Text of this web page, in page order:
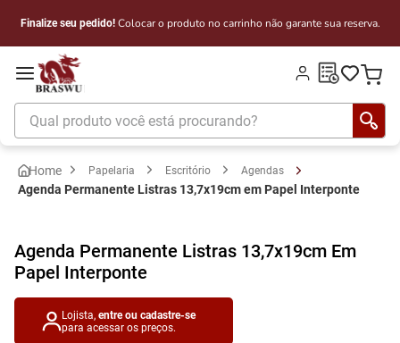
Finalize seu pedido!Colocar o produto no carrinho não garante sua reserva.
Qual produto você está procurando?
Papelaria Escritório Agendas
Agenda Permanente Listras 13,7x19cm em Papel Interponte
Agenda Permanente Listras 13,7x19cm Em
Papel Interponte
Lojista, entre ou cadastre-se
para acessar os preços.